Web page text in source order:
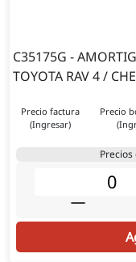
C35175G -
TOYOTA RAV 4 /
Precio factura
(Ingresar)
Precio